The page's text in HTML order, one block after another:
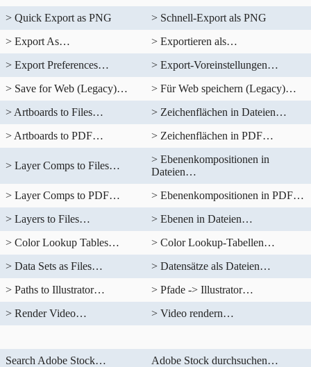
> Quick Export as PNG
> Schnell-Export als PNG
> Export As…
> Exportieren als…
> Export Preferences…
> Export-Voreinstellungen…
> Save for Web (Legacy)…
> Für Web speichern (Legacy)…
> Artboards to Files…
> Zeichenflächen in Dateien…
> Artboards to PDF…
> Zeichenflächen in PDF…
> Layer Comps to Files…
> Ebenenkompositionen in
Dateien…
> Layer Comps to PDF…
> Ebenenkompositionen in PDF…
> Layers to Files…
> Ebenen in Dateien…
> Color Lookup Tables…
> Color Lookup-Tabellen…
> Data Sets as Files…
> Datensätze als Dateien…
> Paths to Illustrator…
> Pfade -> Illustrator…
> Render Video…
> Video rendern…
Search Adobe Stock…
Adobe Stock durchsuchen…